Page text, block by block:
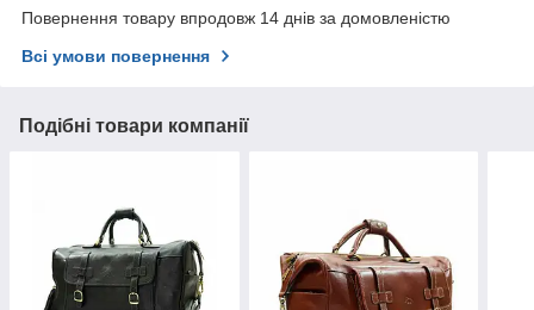
Повернення товару впродовж 14 днів за домовленістю
Всі умови повернення
Подібні товари компанії